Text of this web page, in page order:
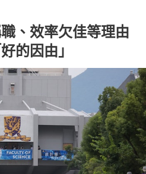
、效率欠佳等理由
的因由」